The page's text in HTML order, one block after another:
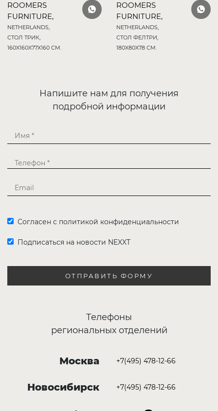
ROOMERS
FURNITURE,
NETHERLANDS,
СТОЛ ТРИК,
160X160X77X160 СМ.
ROOMERS
FURNITURE,
NETHERLANDS,
СТОЛ ФЕЛТРИ,
180X80X78 СМ.
Напишите нам для получения
подробной информации
Согласен с политикой конфиденциальности
Подписаться на новости NEXXT
ОТПРАВИТЬ ФОРМУ
Телефоны
региональных отделений
Москва +7(495) 478-12-66
Новосибирск +7(495) 478-12-66